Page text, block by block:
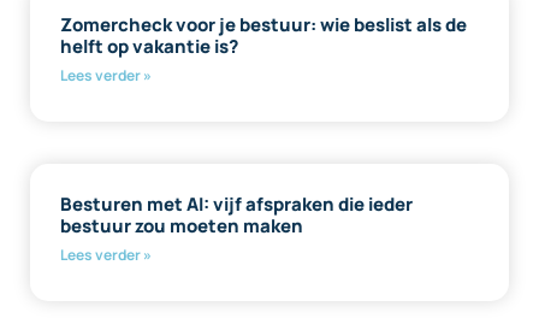
Zomercheck voor je bestuur: wie beslist als de
helft op vakantie is?
Lees verder »
Besturen met AI: vijf afspraken die ieder
bestuur zou moeten maken
Lees verder »